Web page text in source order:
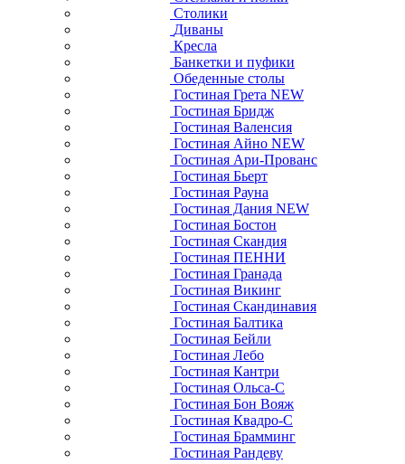
Столики
Диваны
Кресла
Банкетки и пуфики
Обеденные столы
Гостиная Грета NEW
Гостиная Бридж
Гостиная Валенсия
Гостиная Айно NEW
Гостиная Ари-Прованс
Гостиная Бьерт
Гостиная Рауна
Гостиная Дания NEW
Гостиная Бостон
Гостиная Скандия
Гостиная ПЕННИ
Гостиная Гранада
Гостиная Викинг
Гостиная Скандинавия
Гостиная Балтика
Гостиная Бейли
Гостиная Лебо
Гостиная Кантри
Гостиная Ольса-С
Гостиная Бон Вояж
Гостиная Квадро-С
Гостиная Брамминг
Гостиная Рандеву